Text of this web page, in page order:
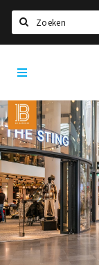
Home
Agenda
Deals
Party pics
Nieuws,
Eten
Drinken
Slapen